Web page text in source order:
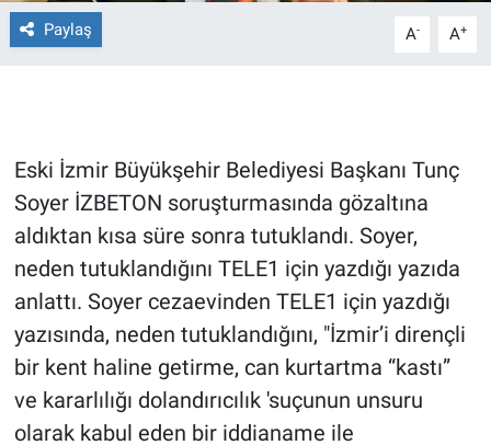
Paylaş A- A+
Eski İzmir Büyükşehir Belediyesi Başkanı Tunç
Soyer İZBETON soruşturmasında gözaltına
aldıktan kısa süre sonra tutuklandı. Soyer,
neden tutuklandığını TELE1 için yazdığı yazıda
anlattı. Soyer cezaevinden TELE1 için yazdığı
yazısında, neden tutuklandığını, "İzmir’i dirençli
bir kent haline getirme, can kurtartma “kastı”
ve kararlılığı dolandırıcılık 'suçunun unsuru
olarak kabul eden bir iddianame ile
Gün Ortası
Günün görüntüsü
Haber
İlan
Kimdir
Koronavirüs
Kültür Sanat